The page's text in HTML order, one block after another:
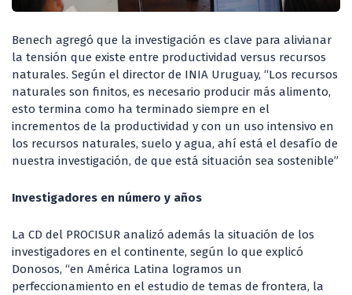
Benech agregó que la investigación es clave para alivianar
la tensión que existe entre productividad versus recursos
naturales. Según el director de INIA Uruguay, “Los recursos
naturales son finitos, es necesario producir más alimento,
esto termina como ha terminado siempre en el
incrementos de la productividad y con un uso intensivo en
los recursos naturales, suelo y agua, ahí está el desafío de
nuestra investigación, de que está situación sea sostenible”
Investigadores en número y años
La CD del PROCISUR analizó además la situación de los
investigadores en el continente, según lo que explicó
Donosos, “en América Latina logramos un
perfeccionamiento en el estudio de temas de frontera, la